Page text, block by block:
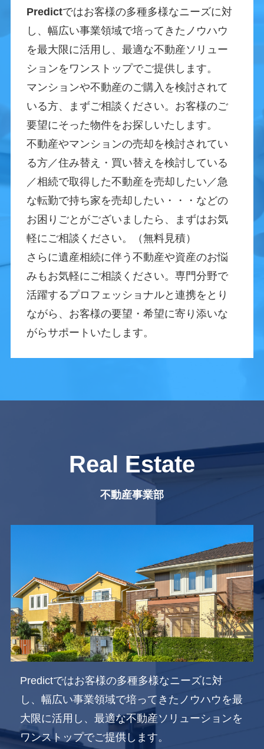
Predictではお客様の多種多様なニーズに対
し、幅広い事業領域で培ってきたノウハウ
を最大限に活用し、最適な不動産ソリュー
ションをワンストップでご提供します。
マンションや不動産のご購入を検討されて
いる方、まずご相談ください。お客様のご
要望にそった物件をお探しいたします。
不動産やマンションの売却を検討されてい
る方／住み替え・買い替えを検討している
／相続で取得した不動産を売却したい／急
な転勤で持ち家を売却したい・・・などの
お困りごとがございましたら、まずはお気
軽にご相談ください。（無料見積）
さらに遺産相続に伴う不動産や資産のお悩
みもお気軽にご相談ください。専門分野で
活躍するプロフェッショナルと連携をとり
ながら、お客様の要望・希望に寄り添いな
がらサポートいたします。
Real Estate
不動産事業部
Predictではお客様の多種多様なニーズに対
し、幅広い事業領域で培ってきたノウハウを最
大限に活用し、最適な不動産ソリューションを
ワンストップでご提供します。